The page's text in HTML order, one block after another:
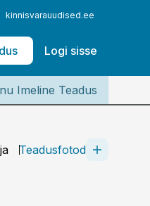
kinnisvarauudised.ee
Logi sisse
Teadus
Imeline Teadus
Teadusfotod